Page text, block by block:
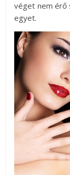
véget nem érő
egyet.